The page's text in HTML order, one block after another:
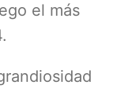
el más